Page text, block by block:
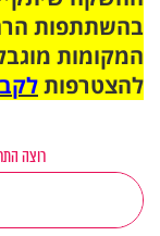
בהשתתפות
המקומות
להצטרפות
רוצה